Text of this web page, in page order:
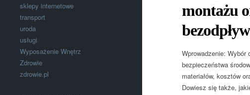
sklepy internetowe
transport
uroda
usługi
Wyposażenie Wnętrz
Zdrowie
zdrowie.pl
montażu
Wprowadzenie: Wybór
bezpieczeństwa
materiałów, kosztów
Dowiesz się także,